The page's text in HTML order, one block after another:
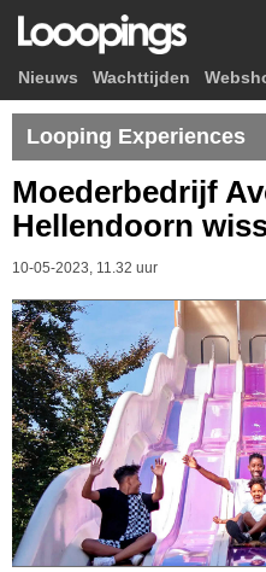
Nieuws Wachttijden
Looping Experiences
Moederbedrijf
Hellendoorn
10-05-2023, 11.32 uur